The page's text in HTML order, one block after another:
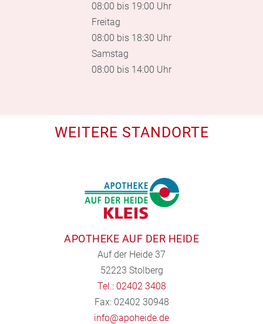
08:00 bis 19:00 Uhr
Freitag
08:00 bis 18:30 Uhr
Samstag
08:00 bis 14:00 Uhr
WEITERE STANDORTE
APOTHEKE AUF DER HEIDE
Auf der Heide 37
52223 Stolberg
Tel.: 02402 3408
Fax: 02402 30948
info@apoheide.de